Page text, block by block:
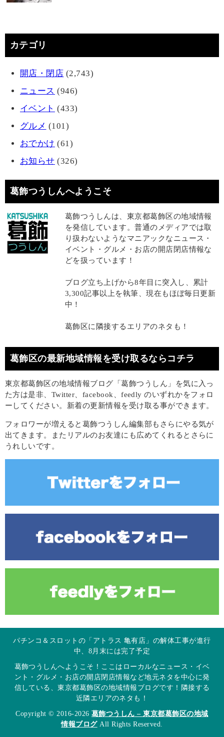
カテゴリ
開店・閉店 (2,743)
ニュース (946)
イベント (433)
グルメ (101)
おでかけ (61)
お知らせ (326)
葛飾つうしんへようこそ
葛飾つうしんは、東京都葛飾区の地域情報
を発信しています。普通のメディアでは取
り扱わないようなマニアックなニュース・
イベント・グルメ・お店の開店閉店情報な
どを扱っています！
ブログ立ち上げから8年目に突入し、累計
3,300記事以上を執筆、現在もほぼ毎日更新
中！
葛飾区に隣接するエリアのネタも！
葛飾区の最新地域情報を受け取るならコチラ
東京都葛飾区の地域情報ブログ「葛飾つうしん」を気に入っ
た方は是非、Twitter、facebook、feedly のいずれかをフォロ
ーしてください。新着の更新情報を受け取る事ができます。
フォロワーが増えると葛飾つうしん編集部もさらにやる気が
出てきます。またリアルのお友達にも広めてくれるとさらに
うれしいです。
パチンコ＆スロットの「アトラス 亀有店」の解体工事が進行
中、8月末には完了予定
葛飾つうしんへようこそ！ここはローカルなニュース・イベ
ント・グルメ・お店の開店閉店情報など地元ネタを中心に発
信している、東京都葛飾区の地域情報ブログです！隣接する
近隣エリアのネタも！
Copyright © 2016-2026 葛飾つうしん – 東京都葛飾区の地域
情報ブログAll Rights Reserved.